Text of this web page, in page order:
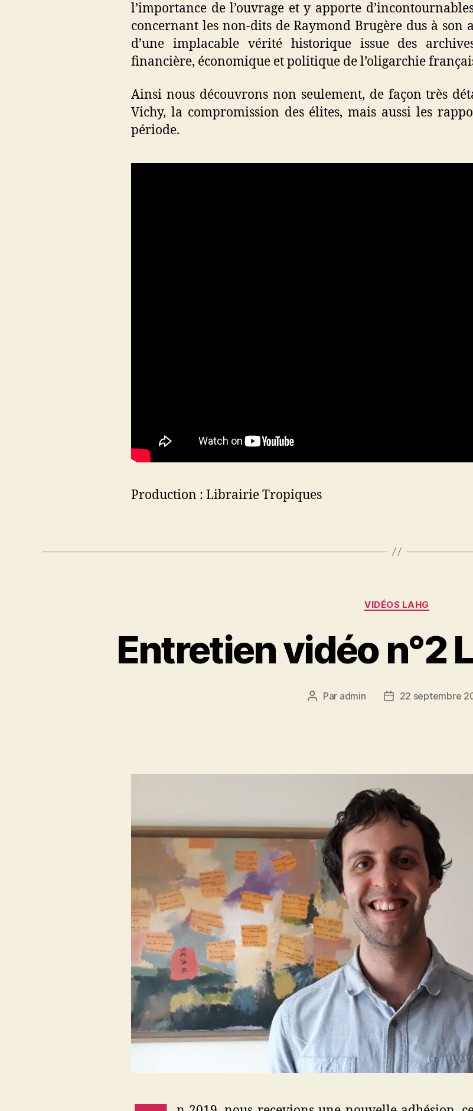
l’importance de l’ouvrage et y apporte
concernant les non-dits de Raymond Brugère dus à son
d’une implacable vérité historique issue des
financière, économique et politique de l’oligarchie
Ainsi nous découvrons non seulement, de façon très
Vichy, la compromission des élites, mais aussi les
période.
Production : Librairie Tropiques
Catégories
VIDÉOS LAHG
Entretien vidéo n°2
Auteur
Par admin
Date22 septembre